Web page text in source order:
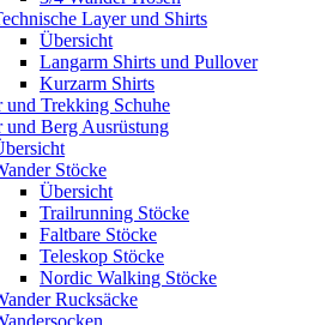
Layer und Shirts
Übersicht
Langarm Shirts und Pullover
Kurzarm Shirts
und Trekking Schuhe
und Berg Ausrüstung
Stöcke
Übersicht
Trailrunning Stöcke
Faltbare Stöcke
Teleskop Stöcke
Nordic Walking Stöcke
Rucksäcke